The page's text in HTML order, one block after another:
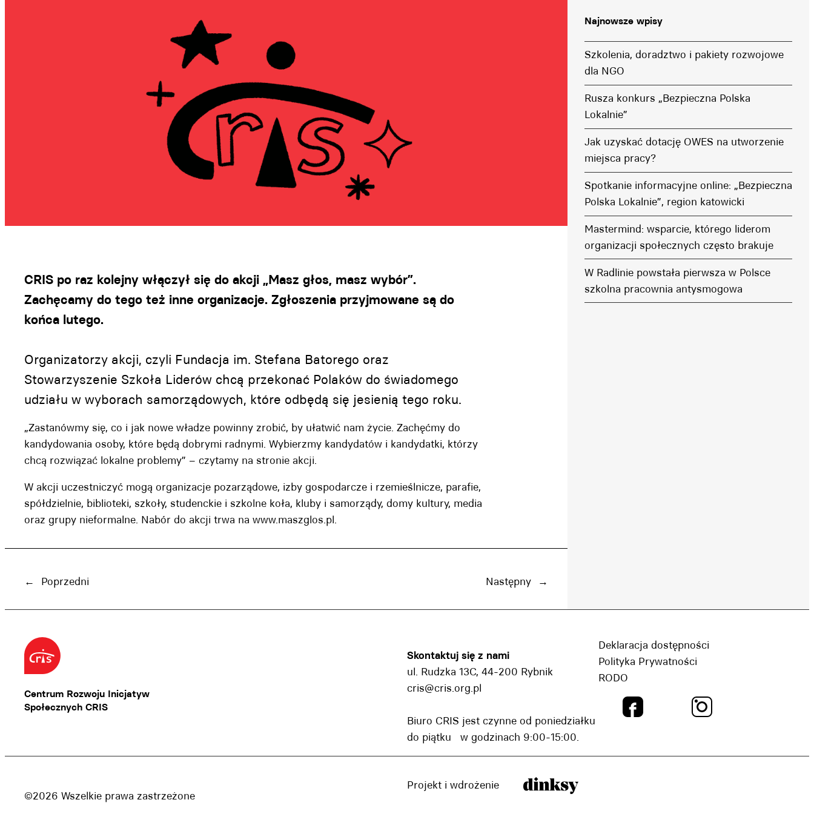
CRIS po raz kolejny włączył się do akcji „Masz głos, masz wybór”.
Zachęcamy do tego też inne organizacje. Zgłoszenia przyjmowane są do
końca lutego.
Organizatorzy akcji, czyli Fundacja im. Stefana Batorego oraz
Stowarzyszenie Szkoła Liderów chcą przekonać Polaków do świadomego
udziału w wyborach samorządowych, które odbędą się jesienią tego roku.
„Zastanówmy się, co i jak nowe władze powinny zrobić, by ułatwić nam życie. Zachęćmy do
kandydowania osoby, które będą dobrymi radnymi. Wybierzmy kandydatów i kandydatki, którzy
chcą rozwiązać lokalne problemy” – czytamy na stronie akcji.
W akcji uczestniczyć mogą organizacje pozarządowe, izby gospodarcze i rzemieślnicze, parafie,
spółdzielnie, biblioteki, szkoły, studenckie i szkolne koła, kluby i samorządy, domy kultury, media
oraz grupy nieformalne. Nabór do akcji trwa na www.maszglos.pl.
← Poprzedni Następny →
Najnowsze wpisy
Szkolenia, doradztwo i pakiety rozwojowe
dla NGO
Rusza konkurs „Bezpieczna Polska
Lokalnie”
Jak uzyskać dotację OWES na utworzenie
miejsca pracy?
Spotkanie informacyjne online: „Bezpieczna
Polska Lokalnie”, region katowicki
Mastermind: wsparcie, którego liderom
organizacji społecznych często brakuje
W Radlinie powstała pierwsza w Polsce
szkolna pracownia antysmogowa
Centrum Rozwoju Inicjatyw
Społecznych CRIS
Skontaktuj się z nami
ul. Rudzka 13C, 44-200 Rybnik
cris@cris.org.pl
Biuro CRIS jest czynne od poniedziałku
do piątku w godzinach 9:00-15:00.
Deklaracja dostępności
Polityka Prywatności
RODO
©2026 Wszelkie prawa zastrzeżone
Projekt i wdrożenie